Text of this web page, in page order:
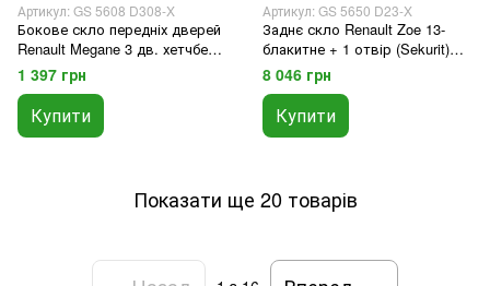
Артикул: GS 5608 D308-X
Бокове скло передніх дверей
Renault Megane 3 дв. хетчбек
03-08 праве (Sekurit)
1 397 грн
Купити
Артикул: GS 5650 D23-X
Заднє скло Renault Zoe 13-
блакитне + 1 отвір (Sekurit)
обігрів, антена
8 046 грн
Купити
Показати ще 20 товарів